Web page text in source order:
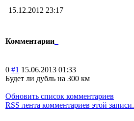
15.12.2012 23:17
Комментарии
0 #1 15.06.2013 01:33
Будет ли дубль на 300 км
Обновить список комментариев
RSS лента комментариев этой записи.